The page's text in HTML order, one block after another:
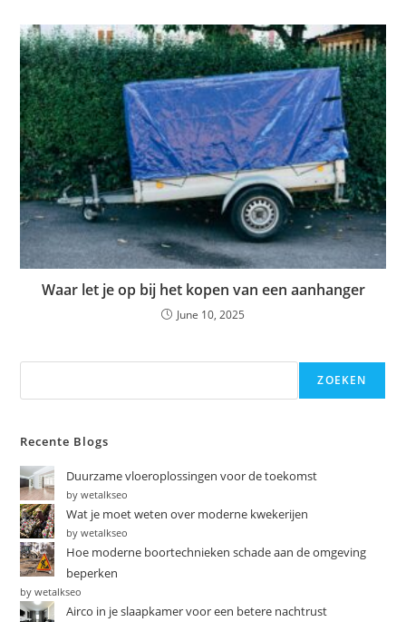
Waar let je op bij het kopen van een aanhanger
June 10, 2025
ZOEKEN
Recente Blogs
Duurzame vloeroplossingen voor de toekomst
by wetalkseo
Wat je moet weten over moderne kwekerijen
by wetalkseo
Hoe moderne boortechnieken schade aan de omgeving
beperken
by wetalkseo
Airco in je slaapkamer voor een betere nachtrust